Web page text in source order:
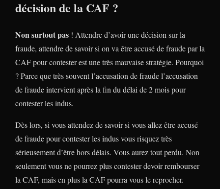
décision de la CAF ?
Non surtout pas ! Attendre d’avoir une décision sur la
fraude, attendre de savoir si on va être accusé de fraude par la
CAF pour contester est une très mauvaise stratégie. Pourquoi
? Parce que très souvent l’accusation de fraude l’accusation
de fraude intervient après la fin du délai de 2 mois pour
contester les indus.
Dès lors, si vous attendez de savoir si vous allez être accusé
de fraude pour contester les indus vous risquez très
sérieusement d’être hors délais. Vous aurez tout perdu. Non
seulement vous ne pourrez plus contester devoir rembourser
la CAF, mais en plus la CAF pourra vous le reprocher.